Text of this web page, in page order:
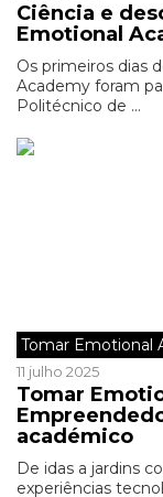
Ciência e
Emotional
Os primeiros dias
Academy foram
Politécnico de ...
Tomar Emotional
11 julho 2025
Tomar
académico
De idas a jardins
experiências